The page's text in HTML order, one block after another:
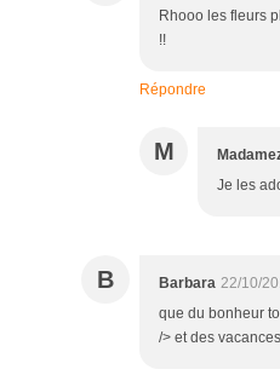
Rhooo les fleurs
!!
Répondre
M
Je les
B Barbara 22/10/
que du bonheur
/> et des